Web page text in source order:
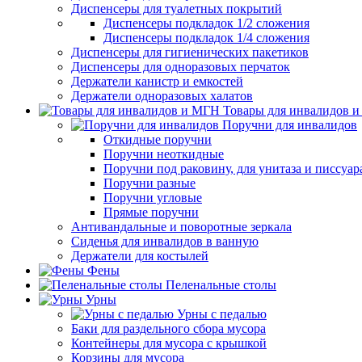
Диспенсеры для туалетных покрытий
Диспенсеры подкладок 1/2 сложения
Диспенсеры подкладок 1/4 сложения
Диспенсеры для гигиенических пакетиков
Диспенсеры для одноразовых перчаток
Держатели канистр и емкостей
Держатели одноразовых халатов
Товары для инвалидов
Поручни для инвалидов
Откидные поручни
Поручни неоткидные
Поручни под раковину, для унитаза и
Поручни разные
Поручни угловые
Прямые поручни
Антивандальные и поворотные зеркала
Сиденья для инвалидов в ванную
Держатели для костылей
Фены
Пеленальные столы
Урны
Урны с педалью
Баки для раздельного сбора мусора
Контейнеры для мусора с крышкой
Корзины для мусора